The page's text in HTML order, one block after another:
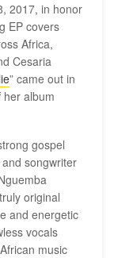
2017, in honor
EP covers
Africa,
Cesaria
” came out in
her album
gospel
songwriter
original
and energetic
vocals
music